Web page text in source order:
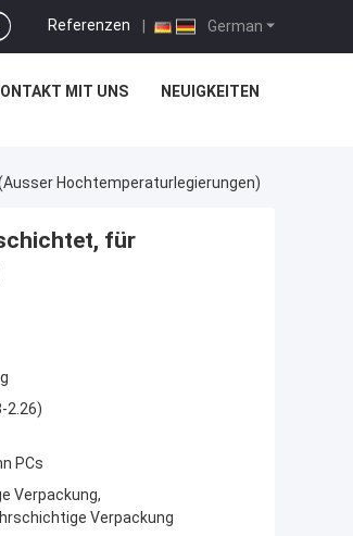
German
Referenzen |
MIT UNS NEUIGKEITEN
Hochtemperaturlegierungen)
für
2.26)
PCs
Verpackung,
Verpackung